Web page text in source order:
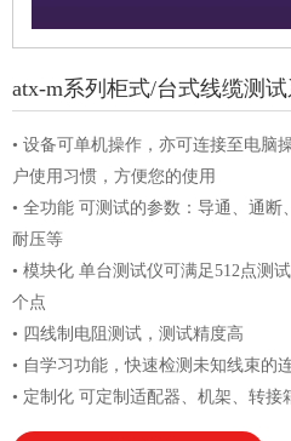
atx-m系列柜式/台式线缆测
• 设备可单机操作，亦可连接至电脑
户使用习惯，方便您的使用
• 全功能 可测试的参数：导通、通断
耐压等
• 模块化 单台测试仪可满足512点测试，可以以64点为单位扩展至4096
个点
• 四线制电阻测试，测试精度高
• 自学习功能，快速检测未知线束的
• 定制化 可定制适配器、机架